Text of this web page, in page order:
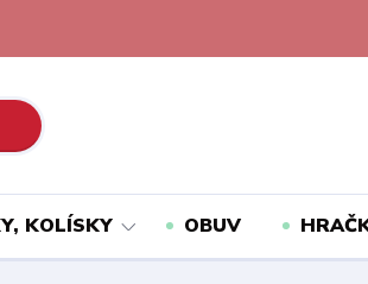
KOLÍSKY OBUV